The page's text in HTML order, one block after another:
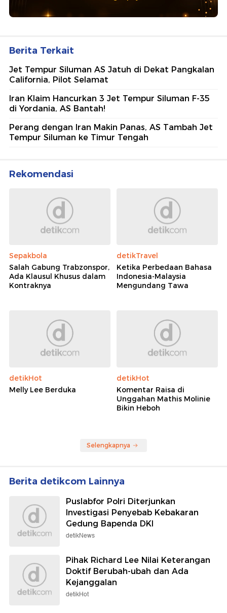
Berita Terkait
Jet Tempur Siluman AS Jatuh di Dekat Pangkalan
California, Pilot Selamat
Iran Klaim Hancurkan 3 Jet Tempur Siluman F-35
di Yordania, AS Bantah!
Perang dengan Iran Makin Panas, AS Tambah Jet
Tempur Siluman ke Timur Tengah
Rekomendasi
Sepakbola
Salah Gabung Trabzonspor,
Ada Klausul Khusus dalam
Kontraknya
detikTravel
Ketika Perbedaan Bahasa
Indonesia-Malaysia
Mengundang Tawa
detikHot
Melly Lee Berduka
detikHot
Komentar Raisa di
Unggahan Mathis Molinie
Bikin Heboh
Selengkapnya
Berita detikcom Lainnya
Puslabfor Polri Diterjunkan
Investigasi Penyebab Kebakaran
Gedung Bapenda DKI
detikNews
Pihak Richard Lee Nilai Keterangan
Doktif Berubah-ubah dan Ada
Kejanggalan
detikHot